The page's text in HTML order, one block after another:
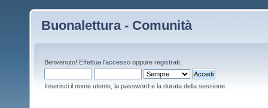
Buonalettura - Comunità
Benvenuto! Effettua l'accesso oppure registrati
Inserisci il nome utente, la password e la durata della sessione.